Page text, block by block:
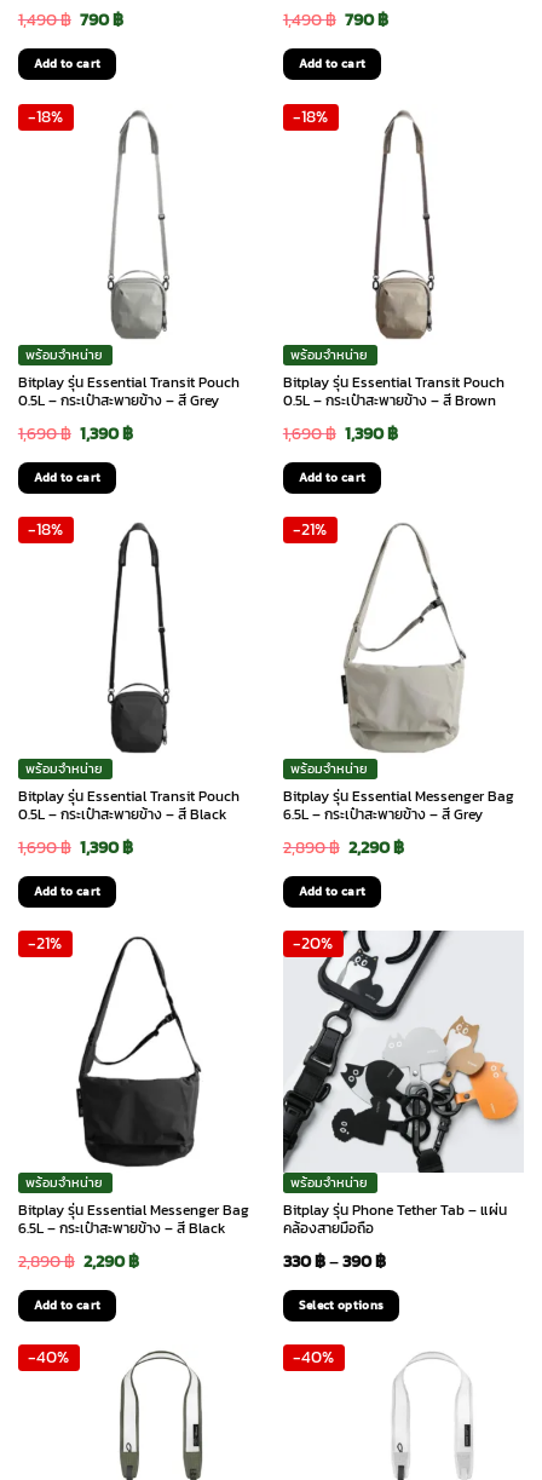
1,490฿ Original
price
was:
1,490 ฿.
790฿Current
790 ฿.
Add to cart
1,490฿ Original
price
was:
1,490 ฿.
790฿Current
790 ฿.
Add to cart
-18%
พร้อมจำหน่าย
Bitplay รุ่น Essential Transit Pouch
0.5L – กระเป๋าสะพายข้าง – สี Grey
1,690฿ Original
price
was:
1,690 ฿.
1,390฿Current
1,390 ฿.
Add to cart
-18%
พร้อมจำหน่าย
Bitplay รุ่น Essential Transit Pouch
0.5L – กระเป๋าสะพายข้าง – สี Brown
1,690฿ Original
price
was:
1,690 ฿.
1,390฿Current
1,390 ฿.
Add to cart
-18%
พร้อมจำหน่าย
Bitplay รุ่น Essential Transit Pouch
0.5L – กระเป๋าสะพายข้าง – สี Black
1,690฿ Original
price
was:
1,690 ฿.
1,390฿Current
1,390 ฿.
Add to cart
-21%
พร้อมจำหน่าย
Bitplay รุ่น Essential Messenger Bag
6.5L – กระเป๋าสะพายข้าง – สี Grey
2,890฿ Original
price
was:
2,890 ฿.
2,290฿Current
2,290 ฿.
Add to cart
-21%
พร้อมจำหน่าย
Bitplay รุ่น Essential Messenger Bag
6.5L – กระเป๋าสะพายข้าง – สี Black
2,890฿ Original
price
was:
2,890 ฿.
2,290฿Current
2,290 ฿.
Add to cart
-20%
พร้อมจำหน่าย
Bitplay รุ่น Phone Tether Tab – แผ่น
คล้องสายมือถือ
330฿–390฿Price
range:
330 ฿
through
390 ฿
Select options
product
-40% -40%